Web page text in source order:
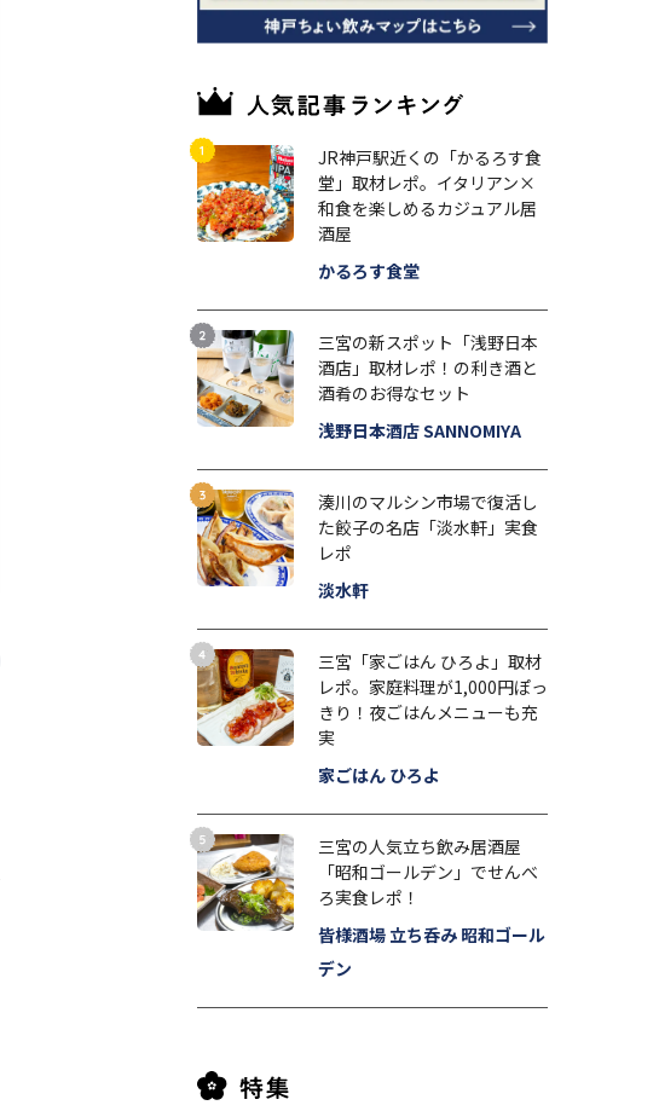
JR神戸駅近くの「かるろす食
堂」取材レポ。イタリアン×
和食を楽しめるカジュアル居
酒屋
かるろす食堂
三宮の新スポット「浅野日本
酒店」取材レポ！の利き酒と
酒肴のお得なセット
浅野日本酒店 SANNOMIYA
湊川のマルシン市場で復活し
た餃子の名店「淡水軒」実食
レポ
淡水軒
三宮「家ごはん ひろよ」取材
レポ。家庭料理が1,000円ぽっ
きり！夜ごはんメニューも充
実
家ごはん ひろよ
三宮の人気立ち飲み居酒屋
「昭和ゴールデン」でせんべ
ろ実食レポ！
皆様酒場 立ち呑み 昭和ゴール
デン